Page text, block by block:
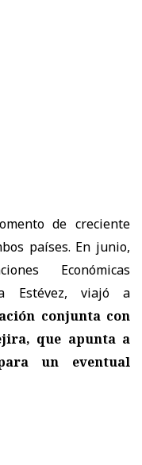
de creciente
países. En junio,
Económicas
Estévez, viajó a
conjunta con
que apunta a
un eventual